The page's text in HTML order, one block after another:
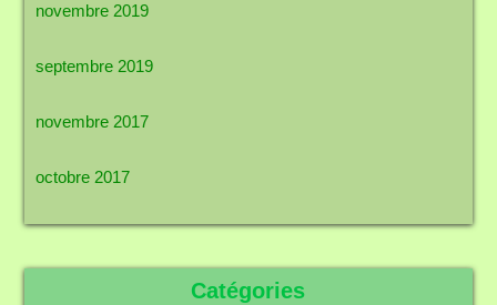
novembre 2019
septembre 2019
novembre 2017
octobre 2017
Catégories